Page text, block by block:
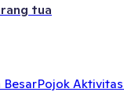
tua
BesarPojok Aktivitas